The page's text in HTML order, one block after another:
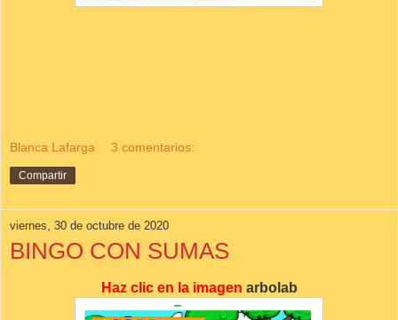
Blanca Lafarga 3 comentarios:
Compartir
viernes, 30 de octubre de 2020
BINGO CON SUMAS
Haz clic en la imagen arbolab